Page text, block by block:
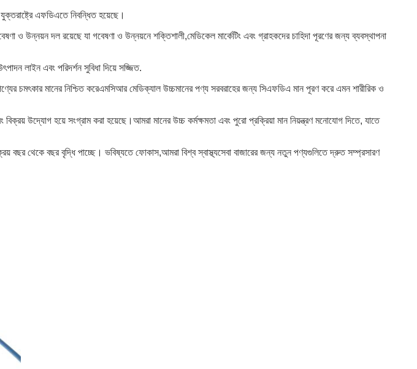
এফডিএতে নিবন্ধিত হয়েছে।
ও উন্নয়ন দল রয়েছে যা গবেষণা ও উন্নয়নে শক্তিশালী,মেডিকেল মার্কেটিং এবং গ্রাহকদের চাহিদা পূরণের জন্য ব্যবস্থাপনা
লাইন এবং পরিদর্শন সুবিধা দিয়ে সজ্জিত.
চমৎকার মানের নিশ্চিত করেএমসিআর মেডিক্যাল উচ্চমানের পণ্য সরবরাহের জন্য সিএফডিএ মান পূরণ করে এমন শারীরিক ও
উদ্যোগ হয়ে সংগ্রাম করা হয়েছে।আমরা মানের উচ্চ কর্মক্ষমতা এবং পুরো প্রক্রিয়া মান নিয়ন্ত্রণ মনোযোগ দিতে, যাতে
বছর থেকে বছর বৃদ্ধি পাচ্ছে। ভবিষ্যতে ফোকাস,আমরা বিশ্ব স্বাস্থ্যসেবা বাজারের জন্য নতুন পণ্যগুলিতে দ্রুত সম্প্রসারণ